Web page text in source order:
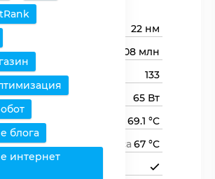
блога
интернет
процесс
22 нм
(миллионов)
1008 млн
133
TDP
65 Вт
температура
69.1 °C
температура корпуса 67 °C
бит